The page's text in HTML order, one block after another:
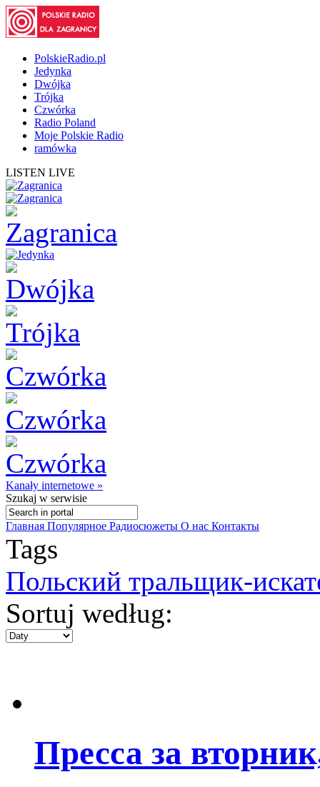
PolskieRadio.pl
Jedynka
Dwójka
Trójka
Czwórka
Radio Poland
Moje Polskie Radio
ramówka
LISTEN LIVE
Kanały internetowe »
Szukaj w serwisie
Главная Популярное Радиосюжеты О нас Контакты
Tags
Польский тральщик-
Sortuj według:
Пресса за